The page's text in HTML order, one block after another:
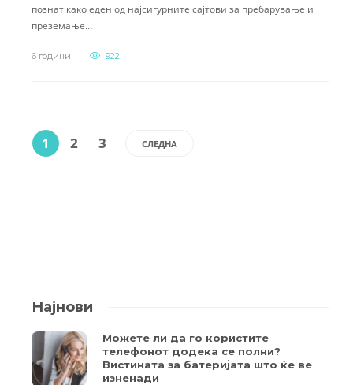
познат како еден од најсигурните сајтови за пребарување и
преземање…
6 години 922
1 2 3 СЛЕДНА
Најнови
Можете ли да го користите
телефонот додека се полни?
Вистината за батеријата што ќе ве
изненади